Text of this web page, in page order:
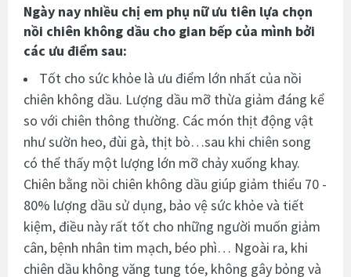
Ngày nay nhiều chị em phụ nữ ưu tiên lựa chọn
nồi chiên không dầu cho gian bếp của mình bởi
các ưu điểm sau:
Tốt cho sức khỏe là ưu điểm lớn nhất của nồi
chiên không dầu. Lượng dầu mỡ thừa giảm đáng kể
so với chiên thông thường. Các món thịt động vật
như sườn heo, đùi gà, thịt bò…sau khi chiên song
có thể thấy một lượng lớn mỡ chảy xuống khay.
Chiên bằng nồi chiên không dầu giúp giảm thiểu 70 -
80% lượng dầu sử dụng, bảo vệ sức khỏe và tiết
kiệm, điều này rất tốt cho những người muốn giảm
cân, bệnh nhân tim mạch, béo phì… Ngoài ra, khi
chiên dầu không văng tung tóe, không gây bỏng và